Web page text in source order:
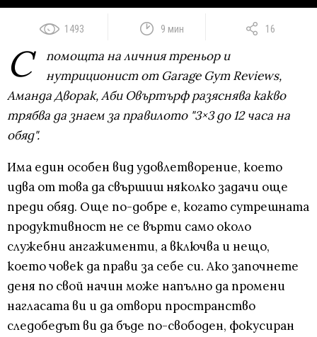
1493 9 мин 16
С
помощта на личния треньор и
нутриционист от Garage Gym Reviews,
Аманда Дворак, Аби Овъртърф разяснява какво
трябва да знаем за правилото "3×3 до 12 часа на
обяд".
Има един особен вид удовлетворение, което
идва от това да свършиш няколко задачи още
преди обяд. Още по-добре е, когато сутрешната
продуктивност не се върти само около
служебни ангажименти, а включва и нещо,
което човек да прави за себе си. Ако започнете
деня по свой начин може напълно да промени
нагласата ви и да отвори пространство
следобедът ви да бъде по-свободен, фокусиран